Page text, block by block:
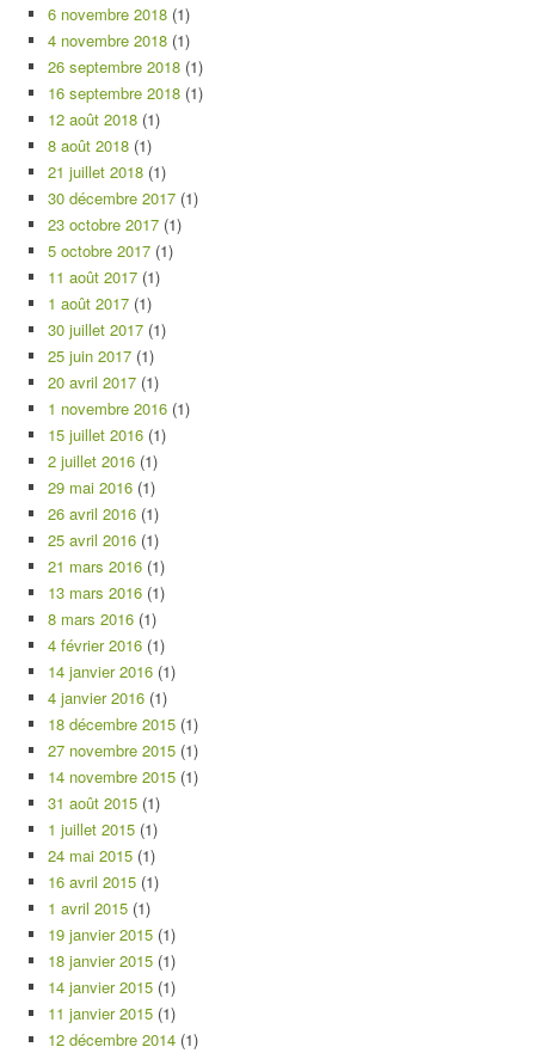
6 novembre 2018 (1)
4 novembre 2018 (1)
26 septembre 2018 (1)
16 septembre 2018 (1)
12 août 2018 (1)
8 août 2018 (1)
21 juillet 2018 (1)
30 décembre 2017 (1)
23 octobre 2017 (1)
5 octobre 2017 (1)
11 août 2017 (1)
1 août 2017 (1)
30 juillet 2017 (1)
25 juin 2017 (1)
20 avril 2017 (1)
1 novembre 2016 (1)
15 juillet 2016 (1)
2 juillet 2016 (1)
29 mai 2016 (1)
26 avril 2016 (1)
25 avril 2016 (1)
21 mars 2016 (1)
13 mars 2016 (1)
8 mars 2016 (1)
4 février 2016 (1)
14 janvier 2016 (1)
4 janvier 2016 (1)
18 décembre 2015 (1)
27 novembre 2015 (1)
14 novembre 2015 (1)
31 août 2015 (1)
1 juillet 2015 (1)
24 mai 2015 (1)
16 avril 2015 (1)
1 avril 2015 (1)
19 janvier 2015 (1)
18 janvier 2015 (1)
14 janvier 2015 (1)
11 janvier 2015 (1)
12 décembre 2014 (1)